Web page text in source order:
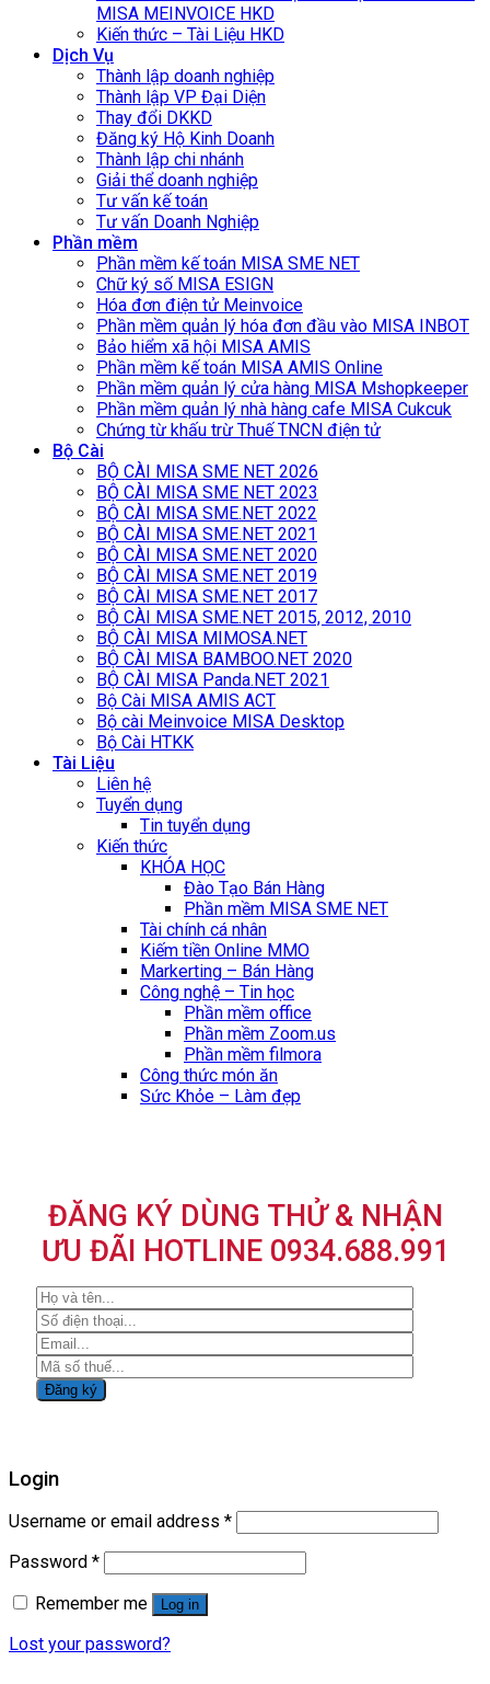
MISA MEINVOICE HKD
Kiến thức – Tài Liệu HKD
Dịch Vụ
Thành lập doanh nghiệp
Thành lập VP Đại Diện
Thay đổi DKKD
Đăng ký Hộ Kinh Doanh
Thành lập chi nhánh
Giải thể doanh nghiệp
Tư vấn kế toán
Tư vấn Doanh Nghiệp
Phần mềm
Phần mềm kế toán MISA SME NET
Chữ ký số MISA ESIGN
Hóa đơn điện tử Meinvoice
Phần mềm quản lý hóa đơn đầu vào MISA INBOT
Bảo hiểm xã hội MISA AMIS
Phần mềm kế toán MISA AMIS Online
Phần mềm quản lý cửa hàng MISA Mshopkeeper
Phần mềm quản lý nhà hàng cafe MISA Cukcuk
Chứng từ khấu trừ Thuế TNCN điện tử
Bộ Cài
BỘ CÀI MISA SME NET 2026
BỘ CÀI MISA SME NET 2023
BỘ CÀI MISA SME.NET 2022
BỘ CÀI MISA SME.NET 2021
BỘ CÀI MISA SME.NET 2020
BỘ CÀI MISA SME.NET 2019
BỘ CÀI MISA SME.NET 2017
BỘ CÀI MISA SME.NET 2015, 2012, 2010
BỘ CÀI MISA MIMOSA.NET
BỘ CÀI MISA BAMBOO.NET 2020
BỘ CÀI MISA Panda.NET 2021
Bộ Cài MISA AMIS ACT
Bộ cài Meinvoice MISA Desktop
Bộ Cài HTKK
Tài Liệu
Liên hệ
Tuyển dụng
Tin tuyển dụng
Kiến thức
KHÓA HỌC
Đào Tạo Bán Hàng
Phần mềm MISA SME NET
Tài chính cá nhân
Kiếm tiền Online MMO
Markerting – Bán Hàng
Công nghệ – Tin học
Phần mềm office
Phần mềm Zoom.us
Phần mềm filmora
Công thức món ăn
Sức Khỏe – Làm đẹp
ĐĂNG KÝ DÙNG THỬ & NHẬN
ƯU ĐÃI HOTLINE 0934.688.991
Login
Username or email address *
Password *
Remember me
Log in
Lost your password?